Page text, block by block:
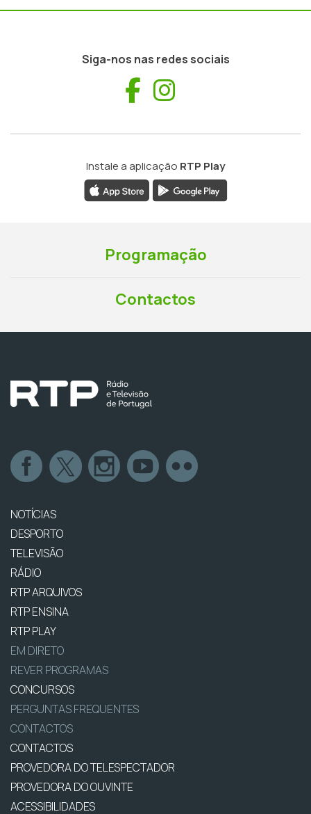
Siga-nos nas redes sociais
Facebook
Instale a aplicação RTP Play
Programação
Contactos
NOTÍCIAS
DESPORTO
TELEVISÃO
RÁDIO
RTP ARQUIVOS
RTP ENSINA
RTP PLAY
EM DIRETO
REVER PROGRAMAS
CONCURSOS
PERGUNTAS FREQUENTES
CONTACTOS
CONTACTOS
PROVEDORA DO TELESPECTADOR
PROVEDORA DO OUVINTE
ACESSIBILIDADES